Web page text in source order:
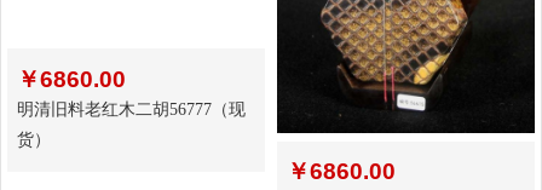
￥6860.00
明清旧料老红木二胡56777（现
货）
￥6860.00